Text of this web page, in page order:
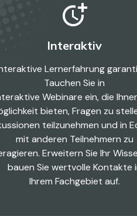
more_time
Interaktiv
Lernerfahrung
Tauchen Sie in
Webinare ein, die
bieten, Fragen zu
teilzunehmen und in
mit anderen Teilnehmern zu
Erweitern Sie Ihr
bauen Sie wertvolle Kontakte
Ihrem Fachgebiet auf.